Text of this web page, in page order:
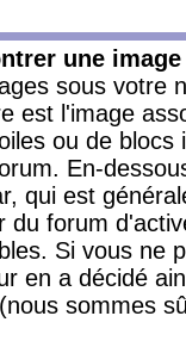
une
sous votre
est l'image
ou de
En-
qui est
du forum
Si vous ne
en a décidé
sommes